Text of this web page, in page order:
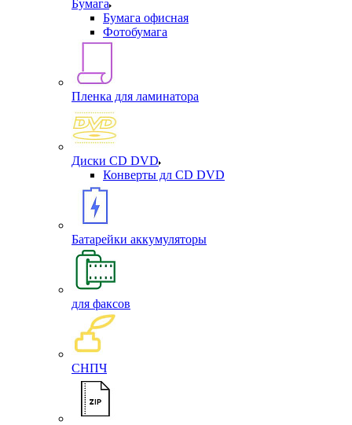
Бумага
Бумага офисная
Фотобумага
Пленка для ламинатора
Диски CD DVD
Конверты дл CD DVD
Батарейки аккумуляторы
для факсов
СНПЧ